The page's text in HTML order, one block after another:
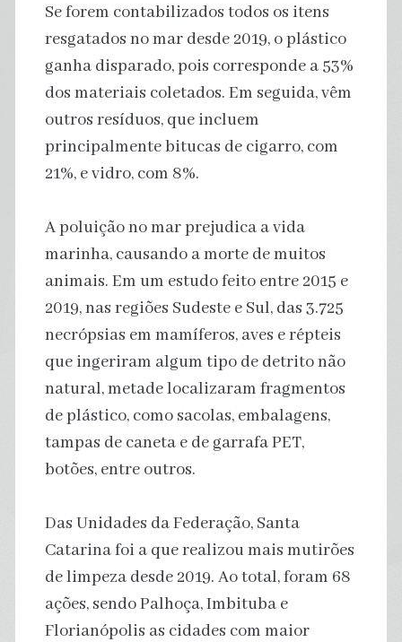
Se forem contabilizados todos os itens
resgatados no mar desde 2019, o plástico
ganha disparado, pois corresponde a 53%
dos materiais coletados. Em seguida, vêm
outros resíduos, que incluem
principalmente bitucas de cigarro, com
21%, e vidro, com 8%.
A poluição no mar prejudica a vida
marinha, causando a morte de muitos
animais. Em um estudo feito entre 2015 e
2019, nas regiões Sudeste e Sul, das 3.725
necrópsias em mamíferos, aves e répteis
que ingeriram algum tipo de detrito não
natural, metade localizaram fragmentos
de plástico, como sacolas, embalagens,
tampas de caneta e de garrafa PET,
botões, entre outros.
Das Unidades da Federação, Santa
Catarina foi a que realizou mais mutirões
de limpeza desde 2019. Ao total, foram 68
ações, sendo Palhoça, Imbituba e
Florianópolis as cidades com maior